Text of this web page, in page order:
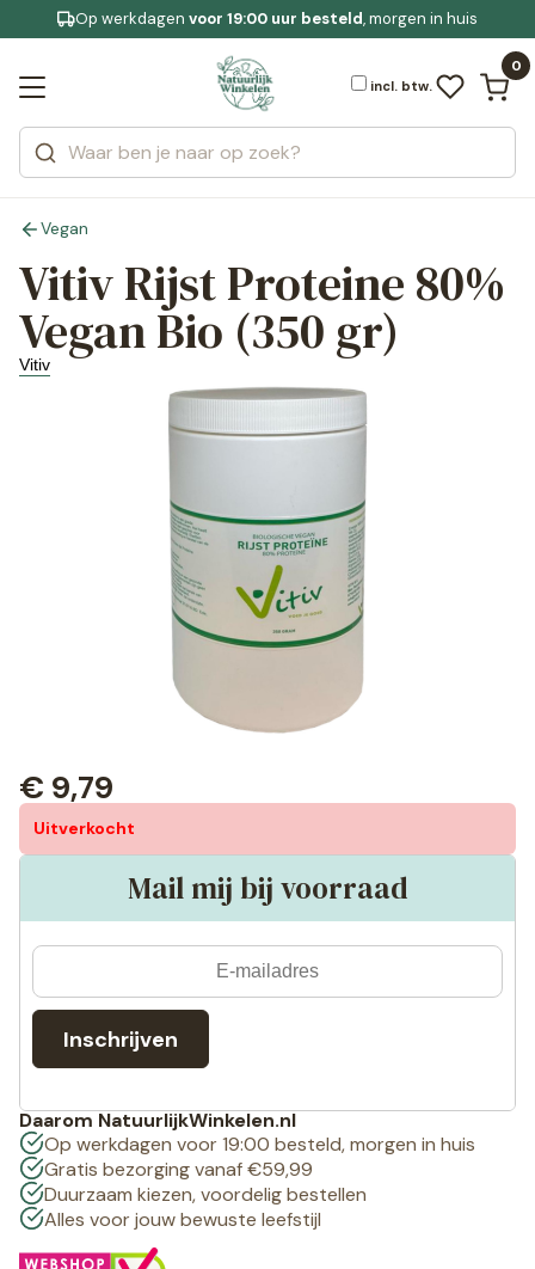
Gratis bezorging
Jouw bewuste leefstijl
Op werkdagenvoor 19:00 uur besteld, morgen in huis
incl. btw.
0
Zoeken
Categorieën
Merken
Bekijk alle resultaten
Vegan
Vitiv Rijst Proteine 80%
Vegan Bio (350 gr)
Vitiv
Uitverkocht
€ 9,79
Mail mij bij voorraad
Inschrijven
Daarom NatuurlijkWinkelen.nl
Op werkdagen voor 19:00 besteld, morgen in huis
Gratis bezorging vanaf €59,99
Duurzaam kiezen, voordelig bestellen
Alles voor jouw bewuste leefstijl